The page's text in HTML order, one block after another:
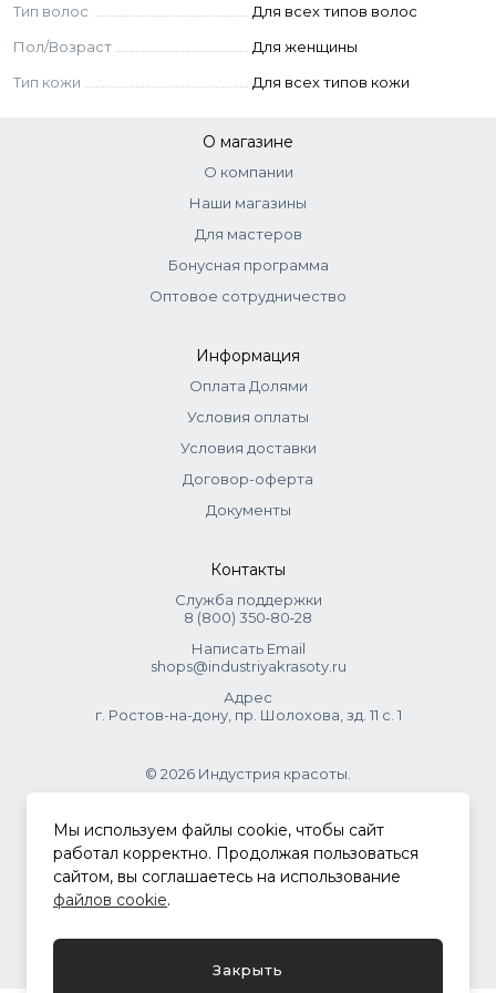
Тип волос
Для всех типов волос
Пол/Возраст
Для женщины
Тип кожи
Для всех типов кожи
О магазине
О компании
Наши магазины
Для мастеров
Бонусная программа
Оптовое сотрудничество
Информация
Оплата Долями
Условия оплаты
Условия доставки
Договор-оферта
Документы
Контакты
Служба поддержки
8 (800) 350‑80‑28
Написать Email
shops@industriyakrasoty.ru
Адрес
г. Ростов-на-дону, пр. Шолохова, зд. 11 с. 1
© 2026 Индустрия красоты.
.
Политика конфиденциальности
Мы используем файлы cookie, чтобы сайт
работал корректно. Продолжая пользоваться
сайтом, вы соглашаетесь на использование
файлов cookie.
Закрыть